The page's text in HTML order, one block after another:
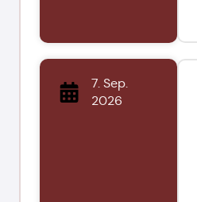
7. Sep.
2026